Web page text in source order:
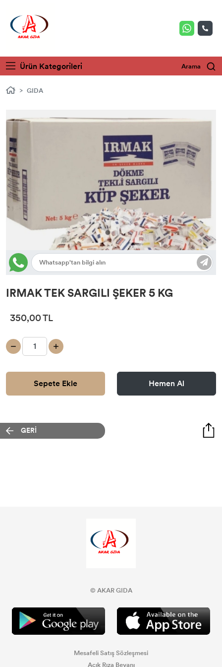
Ürün Kategorileri Arama
GIDA
IRMAK TEK SARGILI ŞEKER 5 KG
350,00 TL
Sepete Ekle Hemen Al
GERİ
© AKAR GIDA
Mesafeli Satış Sözleşmesi